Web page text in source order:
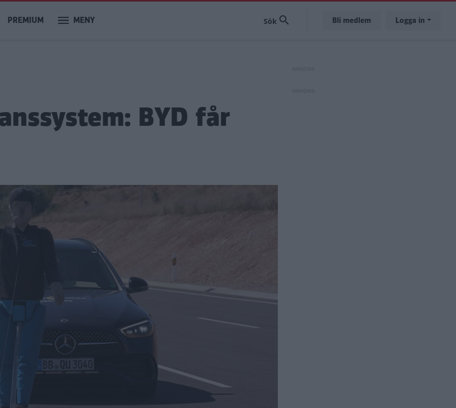
PREMIUM MENY Bli medlem Logga in
BYD får